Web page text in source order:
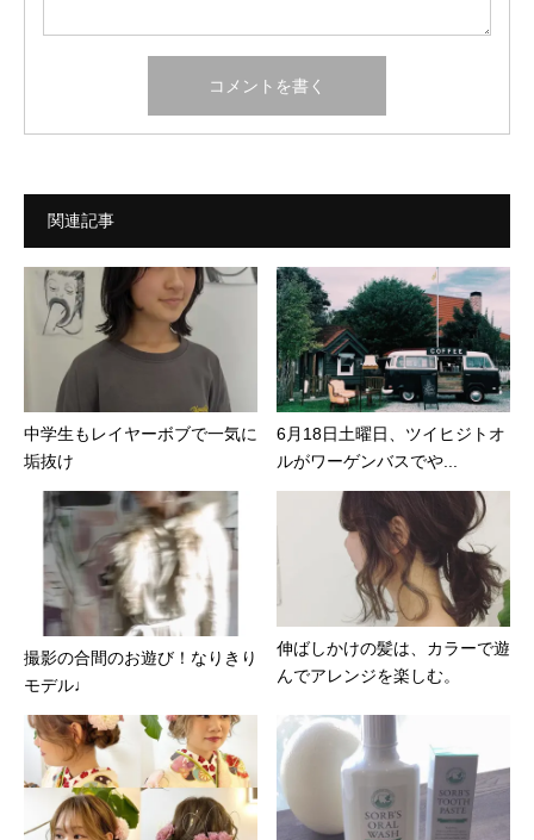
関連記事
中学生もレイヤーボブで一気に
垢抜け
6月18日土曜日、ツイヒジトオ
ルがワーゲンバスでや...
撮影の合間のお遊び！なりきり
モデル♩
伸ばしかけの髪は、カラーで遊
んでアレンジを楽しむ。